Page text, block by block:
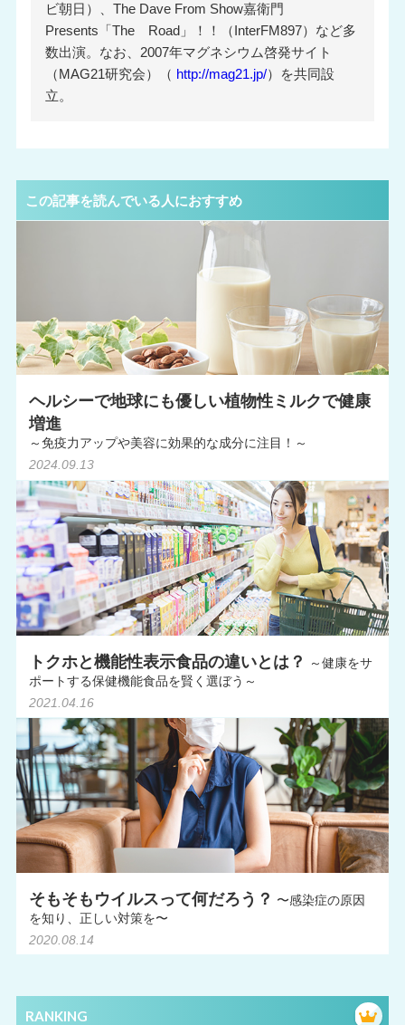
ビ朝日）、The Dave From Show嘉衛門
Presents「The Road」！！（InterFM897）など多
数出演。なお、2007年マグネシウム啓発サイト
（MAG21研究会）（ http://mag21.jp/）を共同設
立。
この記事を読んでいる人におすすめ
ヘルシーで地球にも優しい植物性ミルクで健康
増進
～免疫力アップや美容に効果的な成分に注目！～
2024.09.13
トクホと機能性表示食品の違いとは？
ポートする保健機能食品を賢く選ぼう～
2021.04.16
そもそもウイルスって何だろう？
を知り、正しい対策を〜
2020.08.14
RANKING